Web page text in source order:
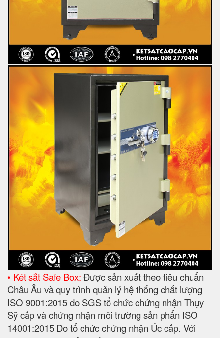
• Két sắt Safe Box: Được sản xuất theo tiêu chuẩn
Châu Âu và quy trình quản lý hệ thống chất lượng
ISO 9001:2015 do SGS tổ chức chứng nhận Thụy
Sỹ cấp và chứng nhận môi trường sản phẩn ISO
14001:2015 Do tổ chức chứng nhận Úc cấp. Với